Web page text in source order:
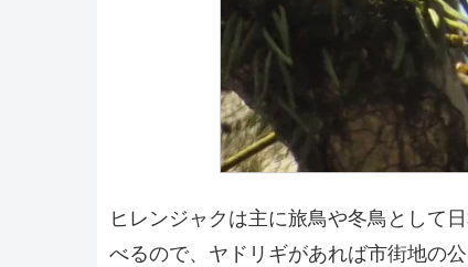
ヒレンジャクは主に旅鳥や冬鳥として
べるので、ヤドリギがあれば市街地の